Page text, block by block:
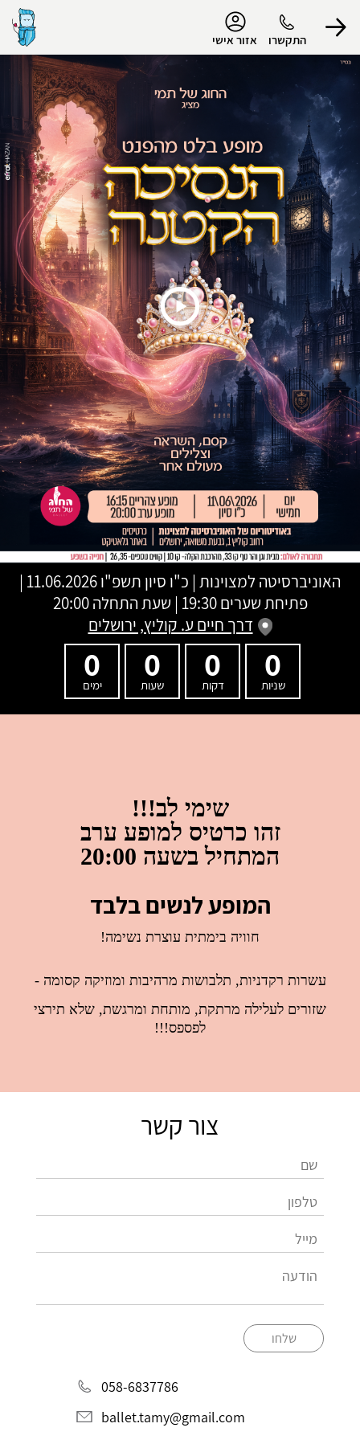
התקשרו אזור אישי
הפרופיל שלי
התנתק
האוניברסיטה למצוינות | כ"ו סיון תשפ"ו
11.06.2026 |
פתיחת שערים 19:30 | שעת התחלה 20:00
דרך חיים ע. קוליץ, ירושלים
0
שניות
0
דקות
0
שעות
0
ימים
שימי לב!!!
זהו כרטיס למופע ערב
המתחיל בשעה 20:00
המופע לנשים בלבד
חוויה בימתית עוצרת נשימה!
עשרות רקדניות, תלבושות מרהיבות ומוזיקה קסומה -
שזורים לעלילה מרתקת, מותחת ומרגשת, שלא תירצי
לפספס!!!
צור קשר
שלחו
058-6837786
ballet.tamy@gmail.com